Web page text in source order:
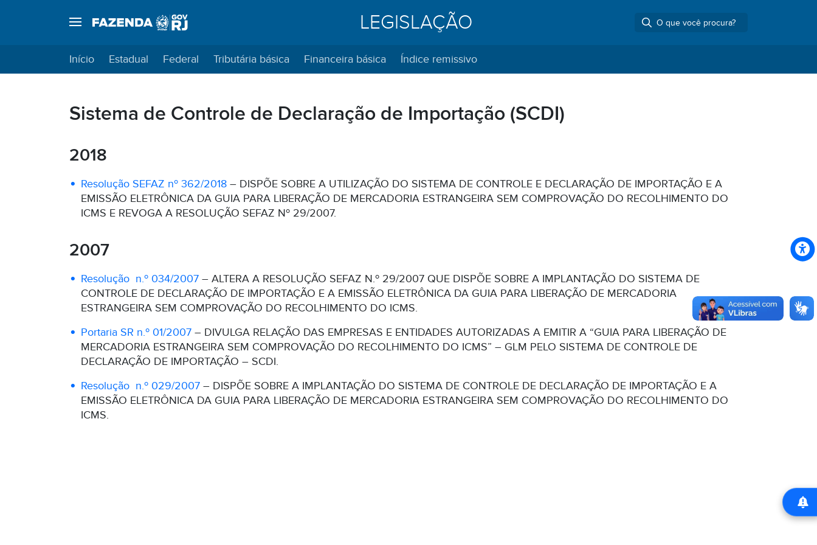
LEGISLAÇÃO
Início Estadual Federal Tributária básica Financeira básica Índice remissivo
Sistema de Controle de Declaração de Importação (SCDI)
2018
Resolução SEFAZ nº 362/2018 – DISPÕE SOBRE A UTILIZAÇÃO DO SISTEMA DE CONTROLE E DECLARAÇÃO DE IMPORTAÇÃO E A
EMISSÃO ELETRÔNICA DA GUIA PARA LIBERAÇÃO DE MERCADORIA ESTRANGEIRA SEM COMPROVAÇÃO DO RECOLHIMENTO DO
ICMS E REVOGA A RESOLUÇÃO SEFAZ Nº 29/2007.
2007
Resolução n.º 034/2007 – ALTERA A RESOLUÇÃO SEFAZ N.º 29/2007 QUE DISPÕE SOBRE A IMPLANTAÇÃO DO SISTEMA DE
CONTROLE DE DECLARAÇÃO DE IMPORTAÇÃO E A EMISSÃO ELETRÔNICA DA GUIA PARA LIBERAÇÃO DE MERCADORIA
ESTRANGEIRA SEM COMPROVAÇÃO DO RECOLHIMENTO DO ICMS.
Portaria SR n.º 01/2007 – DIVULGA RELAÇÃO DAS EMPRESAS E ENTIDADES AUTORIZADAS A EMITIR A “GUIA PARA LIBERAÇÃO DE
MERCADORIA ESTRANGEIRA SEM COMPROVAÇÃO DO RECOLHIMENTO DO ICMS” – GLM PELO SISTEMA DE CONTROLE DE
DECLARAÇÃO DE IMPORTAÇÃO – SCDI.
Resolução n.º 029/2007 – DISPÕE SOBRE A IMPLANTAÇÃO DO SISTEMA DE CONTROLE DE DECLARAÇÃO DE IMPORTAÇÃO E A
EMISSÃO ELETRÔNICA DA GUIA PARA LIBERAÇÃO DE MERCADORIA ESTRANGEIRA SEM COMPROVAÇÃO DO RECOLHIMENTO DO
ICMS.